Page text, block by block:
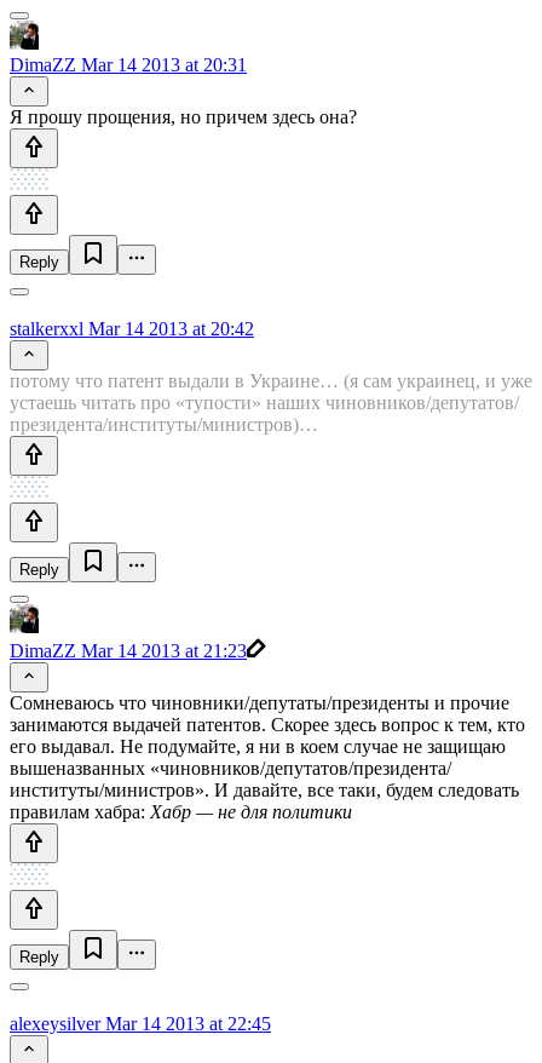
DimaZZ Mar 14 2013 at 20:31
Я прошу прощения, но причем здесь она?
Reply
stalkerxxl Mar 14 2013 at 20:42
потому что патент выдали в Украине… (я сам украинец, и уже
устаешь читать про «тупости» наших чиновников/депутатов/
президента/институты/министров)…
Reply
DimaZZ Mar 14 2013 at 21:23
Сомневаюсь что чиновники/депутаты/президенты и прочие
занимаются выдачей патентов. Скорее здесь вопрос к тем, кто
его выдавал. Не подумайте, я ни в коем случае не защищаю
вышеназванных «чиновников/депутатов/президента/
институты/министров». И давайте, все таки, будем следовать
правилам хабра: Хабр — не для политики
Reply
alexeysilverMar 14 2013 at 22:45